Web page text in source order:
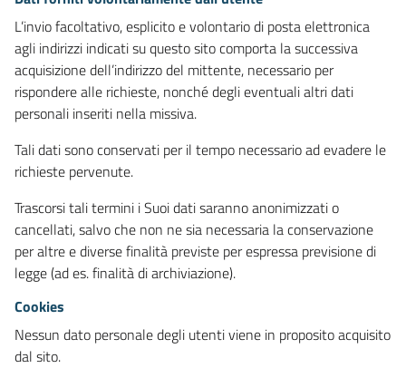
L’invio facoltativo, esplicito e volontario di posta elettronica
agli indirizzi indicati su questo sito comporta la successiva
acquisizione dell’indirizzo del mittente, necessario per
rispondere alle richieste, nonché degli eventuali altri dati
personali inseriti nella missiva.
Tali dati sono conservati per il tempo necessario ad evadere le
richieste pervenute.
Trascorsi tali termini i Suoi dati saranno anonimizzati o
cancellati, salvo che non ne sia necessaria la conservazione
per altre e diverse finalità previste per espressa previsione di
legge (ad es. finalità di archiviazione).
Cookies
Nessun dato personale degli utenti viene in proposito acquisito
dal sito.